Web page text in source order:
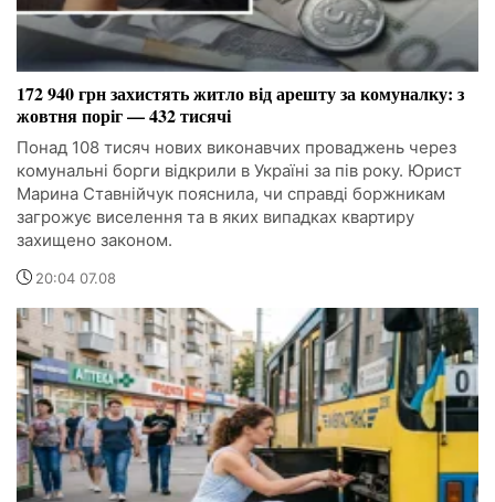
172 940 грн захистять житло від арешту за комуналку: з
жовтня поріг — 432 тисячі
Понад 108 тисяч нових виконавчих проваджень через
комунальні борги відкрили в Україні за пів року. Юрист
Марина Ставнійчук пояснила, чи справді боржникам
загрожує виселення та в яких випадках квартиру
захищено законом.
20:04 07.08